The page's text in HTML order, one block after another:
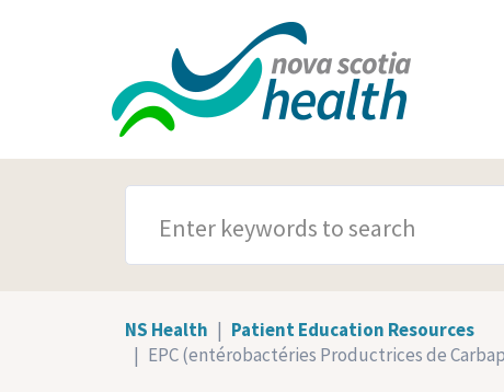
NS Health
Patient Education Resources
EPC (entérobactéries Productrices de